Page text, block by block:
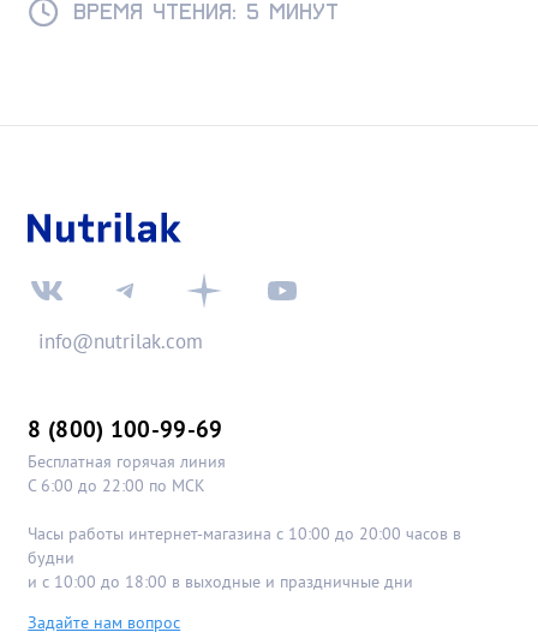
интимной жизни.
Время чтения: 5 минут
info@nutrilak.com
8 (800) 100-99-69
Бесплатная горячая линия
С 6:00 до 22:00 по МСК
Часы работы интернет-магазина с 10:00 до 20:00 часов в
будни
и с 10:00 до 18:00 в выходные и праздничные дни
Задайте нам вопрос